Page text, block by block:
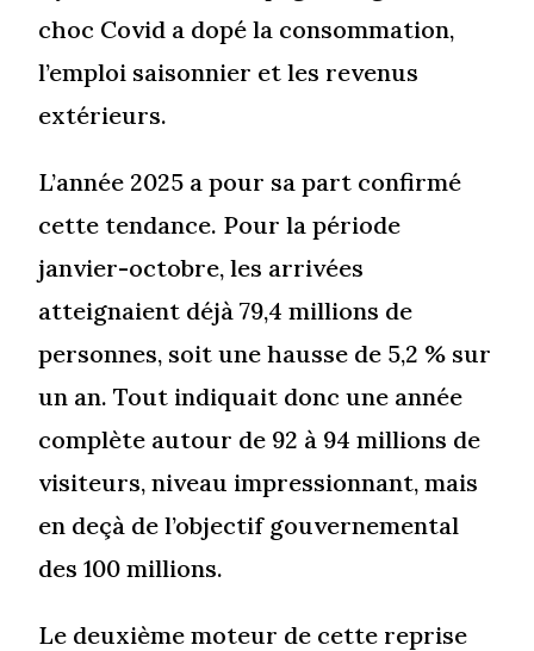
choc Covid a dopé la consommation,
l’emploi saisonnier et les revenus
extérieurs.
L’année 2025 a pour sa part confirmé
cette tendance. Pour la période
janvier-octobre, les arrivées
atteignaient déjà 79,4 millions de
personnes, soit une hausse de 5,2 % sur
un an. Tout indiquait donc une année
complète autour de 92 à 94 millions de
visiteurs, niveau impressionnant, mais
en deçà de l’objectif gouvernemental
des 100 millions.
Le deuxième moteur de cette reprise